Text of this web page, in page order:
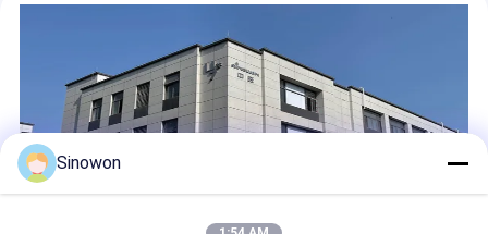
Handmatige Rockwell oppervlakhardheidstester Analoog display DigiRock HS1
Elektronisch oppervlaktehardheidstester 50 Hz / 60 Hz DigiRock MS2
Sinowon